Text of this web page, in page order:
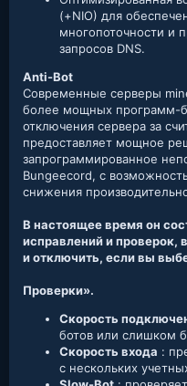
(+NIO) для
многопоточности и
запросов DNS.
Anti-Bot
Современные серверы
более мощных программ-
отключения сервера за
предоставляет мощное
запрограммированное
Bungeecord, с
снижения
В настоящее время он
исправлений и проверок,
и отключить, если вы
Проверки».
Скорость
ботов или слишком
Скорость входа :
с нескольких